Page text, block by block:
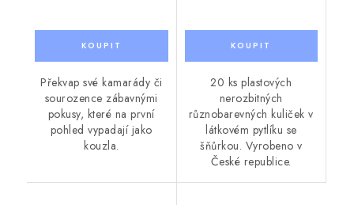
Překvap své kamarády či
sourozence zábavnými
pokusy, které na první
pohled vypadají jako
kouzla.
20 ks plastových
nerozbitných
různobarevných kuliček v
látkovém pytlíku se
šňůrkou. Vyrobeno v
České republice.